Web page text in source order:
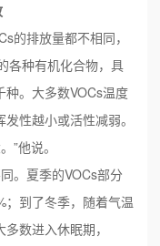
的排放量都不相同，
种有机化合物，具
。大多数VOCs温度
性越小或活性减弱。
”他说。
。夏季的VOCs部分
到了冬季，随着气温
数进入休眠期，